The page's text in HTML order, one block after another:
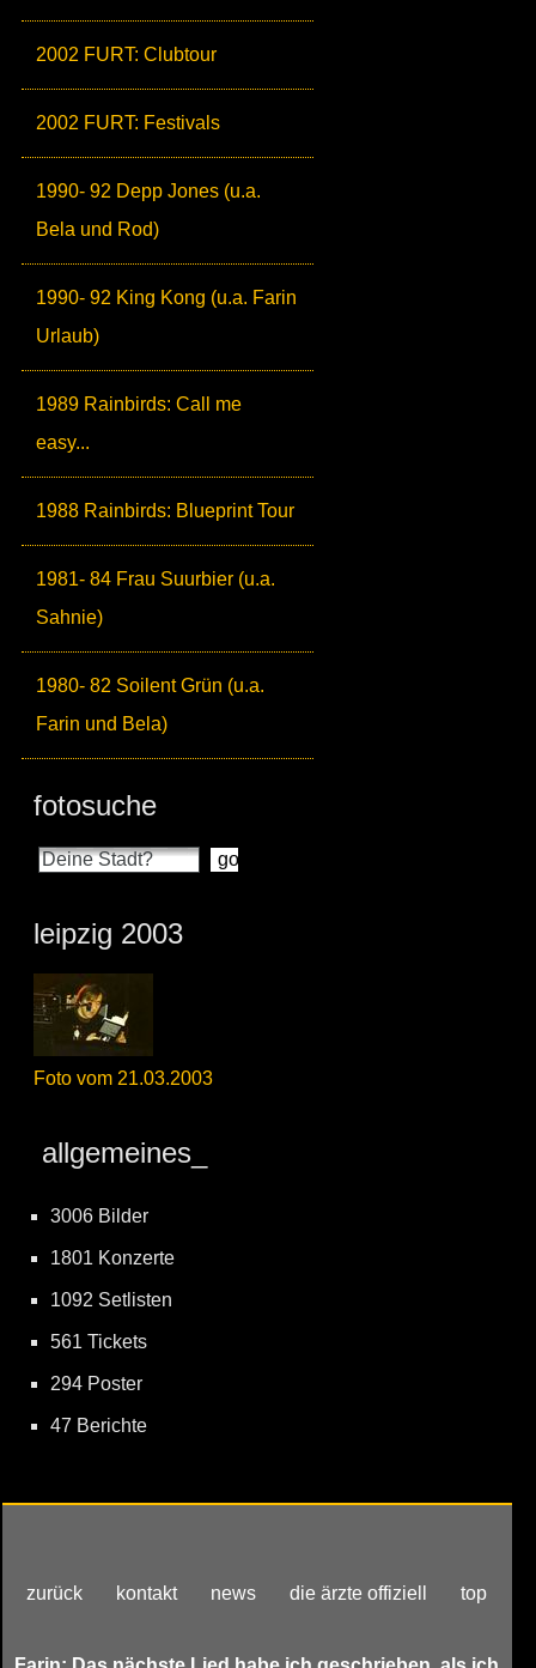
2002 FURT: Clubtour
2002 FURT: Festivals
1990- 92 Depp Jones (u.a.
Bela und Rod)
1990- 92 King Kong (u.a. Farin
Urlaub)
1989 Rainbirds: Call me
easy...
1988 Rainbirds: Blueprint Tour
1981- 84 Frau Suurbier (u.a.
Sahnie)
1980- 82 Soilent Grün (u.a.
Farin und Bela)
fotosuche
leipzig 2003
Foto vom 21.03.2003
allgemeines_
3006 Bilder
1801 Konzerte
1092 Setlisten
561 Tickets
294 Poster
47 Berichte
zurück kontakt news die ärzte offiziell top